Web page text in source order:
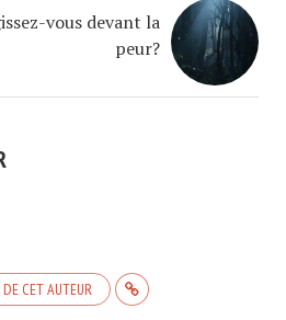
vous devant la
peur?
CET AUTEUR